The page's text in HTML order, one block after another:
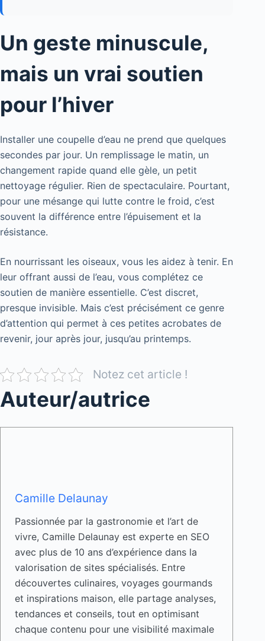
Un geste minuscule,
mais un vrai soutien
pour l’hiver
Installer une coupelle d’eau ne prend que quelques
secondes par jour. Un remplissage le matin, un
changement rapide quand elle gèle, un petit
nettoyage régulier. Rien de spectaculaire. Pourtant,
pour une mésange qui lutte contre le froid, c’est
souvent la différence entre l’épuisement et la
résistance.
En nourrissant les oiseaux, vous les aidez à tenir. En
leur offrant aussi de l’eau, vous complétez ce
soutien de manière essentielle. C’est discret,
presque invisible. Mais c’est précisément ce genre
d’attention qui permet à ces petites acrobates de
revenir, jour après jour, jusqu’au printemps.
Notez cet article !
Auteur/autrice
Camille Delaunay
Passionnée par la gastronomie et l’art de
vivre, Camille Delaunay est experte en SEO
avec plus de 10 ans d’expérience dans la
valorisation de sites spécialisés. Entre
découvertes culinaires, voyages gourmands
et inspirations maison, elle partage analyses,
tendances et conseils, tout en optimisant
chaque contenu pour une visibilité maximale